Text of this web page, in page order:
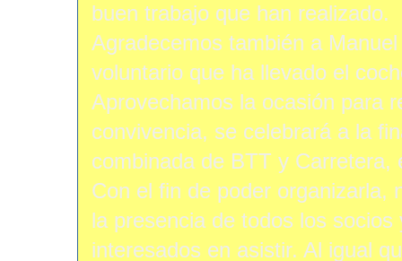
buen trabajo que han realizado.
Agradecemos también a
voluntario que ha llevado el
Aprovechamos la ocasión para
convivencia, se celebrará a la
combinada de BTT y Carretera,
Con el fin de poder organizarla,
la presencia de todos los
interesados en asistir. Al igual